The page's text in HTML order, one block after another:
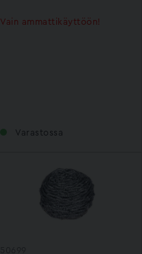
Varastossa
Vain ammattikäyttöön!